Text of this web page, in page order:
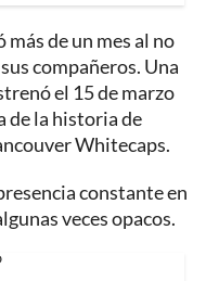
de un mes al no
compañeros. Una
el 15 de marzo
de la historia de
Whitecaps.
constante en
veces opacos.